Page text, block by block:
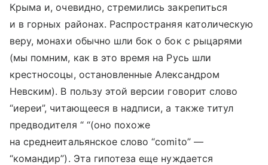
Крыма и, очевидно, стремились закрепиться
и в горных районах. Распространяя католическую
веру, монахи обычно шли бок о бок с рыцарями
(мы помним, как в это время на Русь шли
крестносоцы, остановленные Александром
Невским). В пользу этой версии говорит слово
“иереи”, читающееся в надписи, а также титул
предводителя “ “(оно похоже
на среднеитальянское слово “comito” —
“командир”). Эта гипотеза еще нуждается